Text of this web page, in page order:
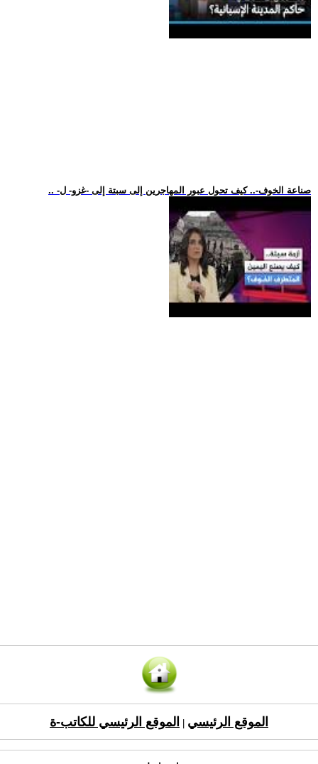
.. -صناعة الخوف-.. كيف تحول عبور المهاجرين إلى سبتة إلى -غزو- ل
الموقع الرئيسي الموقع الرئيسي للكاتب-ة